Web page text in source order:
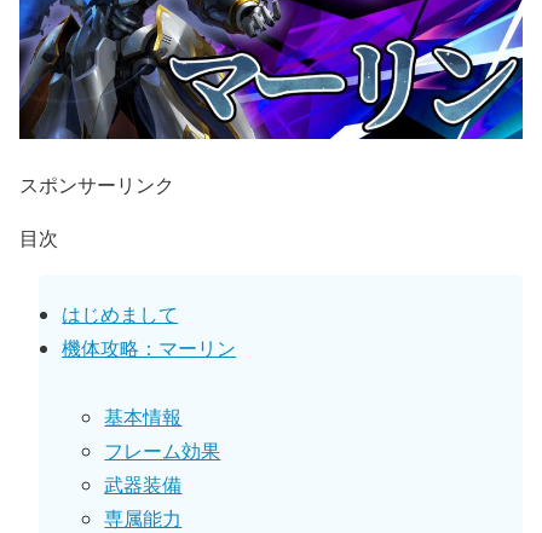
スポンサーリンク
目次
はじめまして
機体攻略：マーリン
基本情報
フレーム効果
武器装備
専属能力